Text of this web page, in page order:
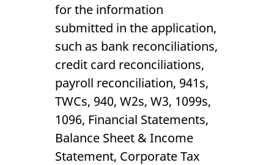
for the information
submitted in the application,
such as bank reconciliations,
credit card reconciliations,
payroll reconciliation, 941s,
TWCs, 940, W2s, W3, 1099s,
1096, Financial Statements,
Balance Sheet & Income
Statement, Corporate Tax